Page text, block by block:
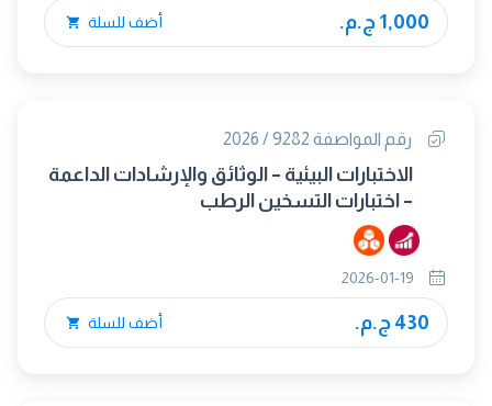
1,000 ج.م. أضف للسلة
رقم المواصفة 9282 / 2026
الاختبارات البيئية – الوثائق والإرشادات الداعمة
– اختبارات التسخين الرطب
430 ج.م. أضف للسلة